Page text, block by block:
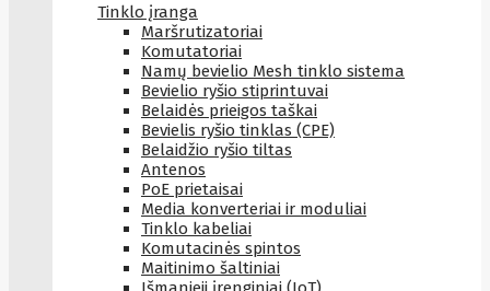
Tinklo įranga
Maršrutizatoriai
Komutatoriai
Namų bevielio Mesh tinklo sistema
Bevielio ryšio stiprintuvai
Belaidės prieigos taškai
Bevielis ryšio tinklas (CPE)
Belaidžio ryšio tiltas
Antenos
PoE prietaisai
Media konverteriai ir moduliai
Tinklo kabeliai
Komutacinės spintos
Maitinimo šaltiniai